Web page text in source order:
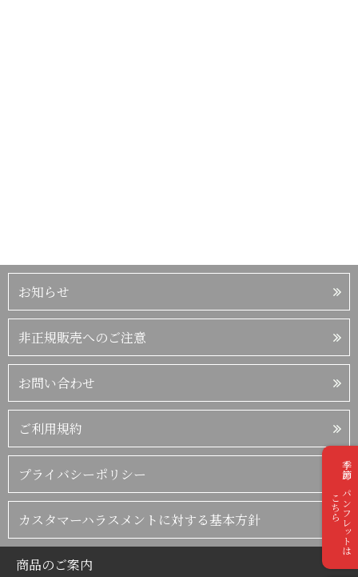
お知らせ
非正規販売へのご注意
お問い合わせ
ご利用規約
プライバシーポリシー
カスタマーハラスメントに対する基本方針
商品のご案内
季節のパンフレットは
こちら